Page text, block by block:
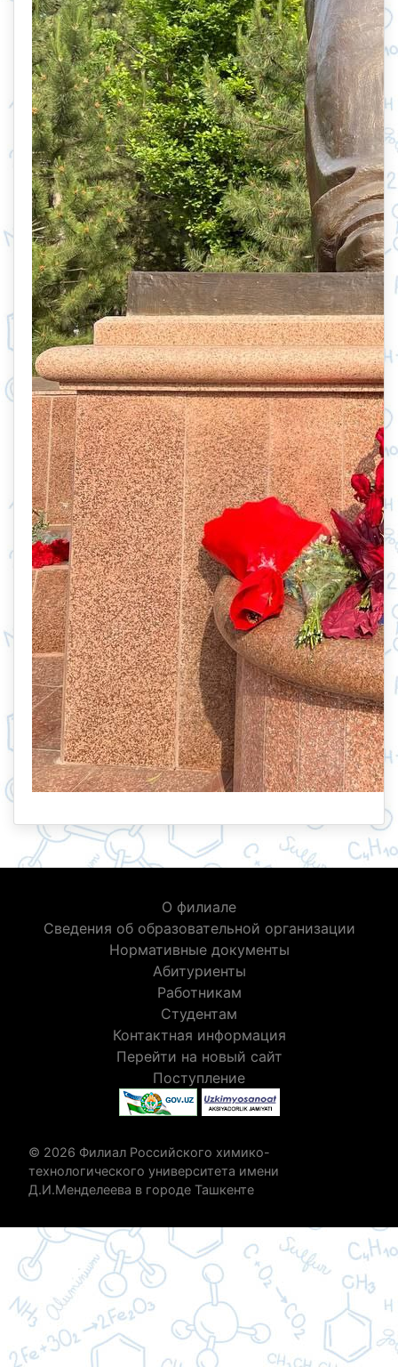
О филиале
Сведения об образовательной организации
Нормативные документы
Абитуриенты
Работникам
Студентам
Контактная информация
Перейти на новый сайт
Поступление
© 2026 Филиал Российского химико-
технологического университета имени
Д.И.Менделеева в городе Ташкенте